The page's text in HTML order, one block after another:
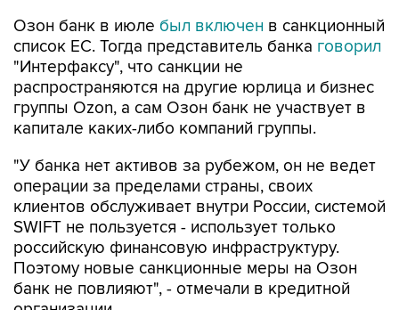
Озон банк в июле был включен в санкционный
список ЕС. Тогда представитель банка говорил
"Интерфаксу", что санкции не
распространяются на другие юрлица и бизнес
группы Ozon, а сам Озон банк не участвует в
капитале каких-либо компаний группы.
"У банка нет активов за рубежом, он не ведет
операции за пределами страны, своих
клиентов обслуживает внутри России, системой
SWIFT не пользуется - использует только
российскую финансовую инфраструктуру.
Поэтому новые санкционные меры на Озон
банк не повлияют", - отмечали в кредитной